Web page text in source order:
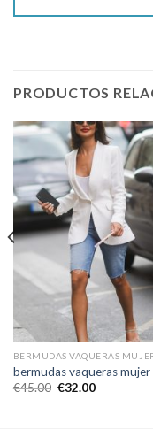
PRODUCTOS
BERMUDAS VAQUERAS
bermudas vaqueras mujer
€45.00 €32.00